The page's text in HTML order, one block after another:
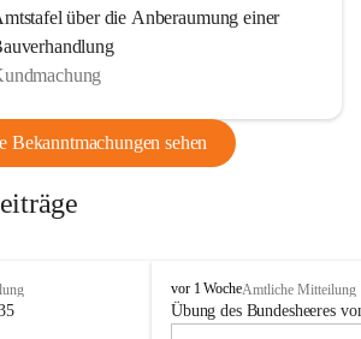
über die Anberaumung einer
Bekanntmachungen sehen
B
u
vor 1 WocheAmtliche Mitteilung
Übung des Bundesheeres